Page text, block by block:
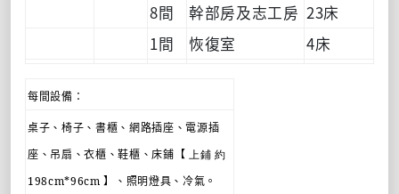
8間
幹部房及志工房 23床
1間
恢復室 4床
每間設備：
桌子、椅子、書櫃、網路插座、電源插
座、吊扇、衣櫃、鞋櫃、床鋪【 上鋪 約
198cm*96cm】、照明燈具、冷氣。